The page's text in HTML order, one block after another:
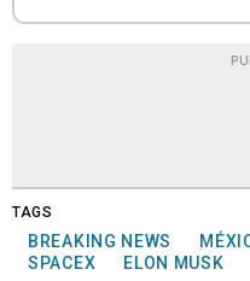
TAGS
BREAKING NEWS
SPACEX
ELON MUSK